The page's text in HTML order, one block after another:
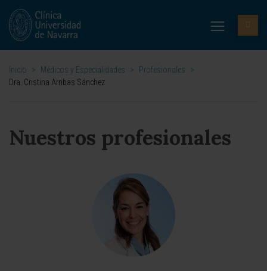
Inicio > Médicos y Especialidades > Profesionales
>
Dra. Cristina Arribas Sánchez
Nuestros profesionales